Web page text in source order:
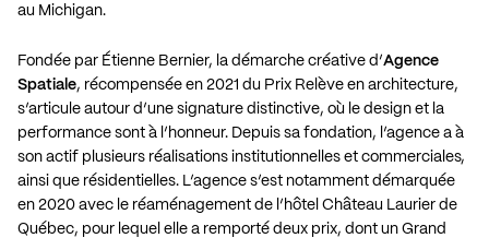
au Michigan.
Fondée par Étienne Bernier, la démarche créative d’Agence
Spatiale, récompensée en 2021 du Prix Relève en architecture,
s’articule autour d’une signature distinctive, où le design et la
performance sont à l’honneur. Depuis sa fondation, l’agence a à
son actif plusieurs réalisations institutionnelles et commerciales,
ainsi que résidentielles. L’agence s’est notamment démarquée
en 2020 avec le réaménagement de l’hôtel Château Laurier de
Québec, pour lequel elle a remporté deux prix, dont un Grand